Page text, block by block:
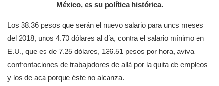
México, es su política histórica.
Los 88.36 pesos que serán el nuevo salario para unos meses
del 2018, unos 4.70 dólares al día, contra el salario mínimo en
E.U., que es de 7.25 dólares, 136.51 pesos por hora, aviva
confrontaciones de trabajadores de allá por la quita de empleos
y los de acá porque éste no alcanza.